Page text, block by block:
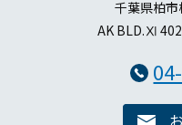
千葉県柏市
AK BLD.Ⅺ 402